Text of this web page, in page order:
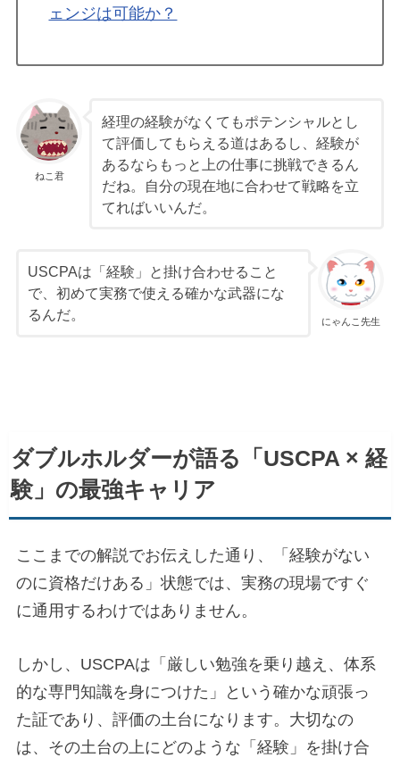
ェンジは可能か？
ねこ君
経理の経験がなくてもポテンシャルとし
て評価してもらえる道はあるし、経験が
あるならもっと上の仕事に挑戦できるん
だね。自分の現在地に合わせて戦略を立
てればいいんだ。
にゃんこ先生
USCPAは「経験」と掛け合わせること
で、初めて実務で使える確かな武器にな
るんだ。
ダブルホルダーが語る「USCPA × 経
験」の最強キャリア
ここまでの解説でお伝えした通り、「経験がない
のに資格だけある」状態では、実務の現場ですぐ
に通用するわけではありません。
しかし、USCPAは「厳しい勉強を乗り越え、体系
的な専門知識を身につけた」という確かな頑張っ
た証であり、評価の土台になります。大切なの
は、その土台の上にどのような「経験」を掛け合